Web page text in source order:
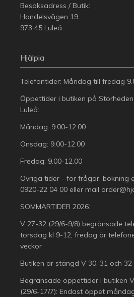
Besöksadress / Butik:
Handelsvägen 19
973 45 Luleå
Hjälpia
Telefontider: Måndag till fredag
Öppettider i butiken på
Luleå:
Måndag: 9.00-12.00
Onsdag: 9.00-12.00
Fredag: 9.00-12.00
Övriga tider - för frågor, bokning
0920-22 04 00 eller mail
SOMMARTIDER 2026:
V 27-32 (29/6-9/8) begränsade
torsdag kl 9-12, fredag är
veckor
Butiken är stängd V 30, 31 och 32
Begränsade öppettider i butiken
(29/6-17/7): Endast öppet